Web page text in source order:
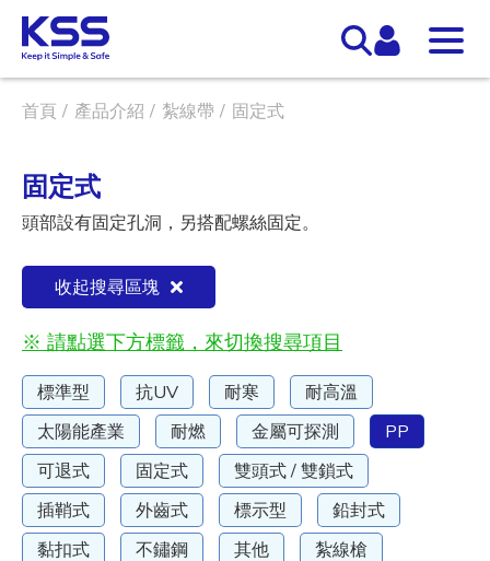
首頁 產品介紹 紮線帶 固定式
固定式
頭部設有固定孔洞，另搭配螺絲固定。
收起搜尋區塊
※ 請點選下方標籤，來切換搜尋項目
標準型 抗UV 耐寒
耐高溫
太陽能產業
耐燃 金屬可探測
PP
可退式
固定式
雙頭式 / 雙鎖式
插鞘式
外齒式 標示型
鉛封式
黏扣式
不鏽鋼 其他 紮線槍